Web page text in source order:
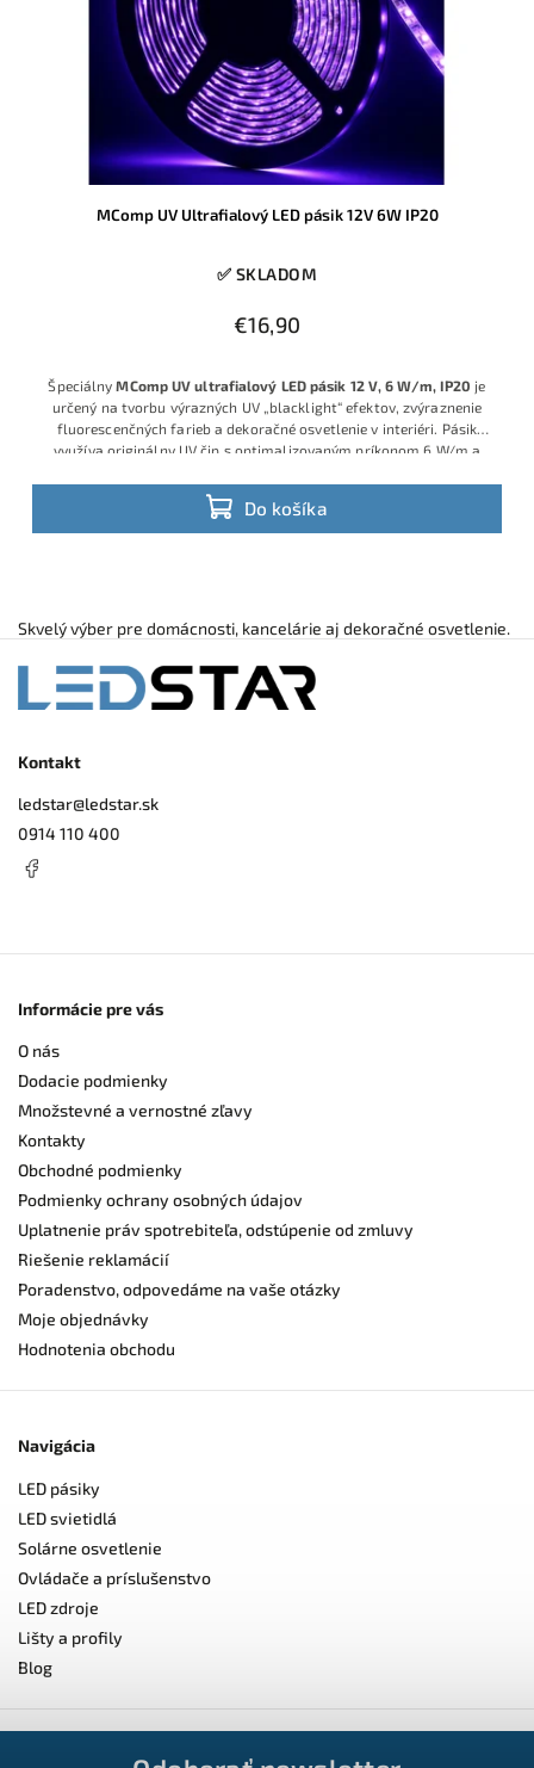
MComp UV Ultrafialový LED pásik 12V 6W IP20
✅ SKLADOM
€16,90
Do košíka
ŠpeciálnyMComp UV ultrafialový LED pásik 12 V, 6 W/m, IP20 je
určený na tvorbu výrazných UV „blacklight“ efektov, zvýraznenie
fluorescenčných farieb a dekoračné osvetlenie v interiéri. Pásik
využíva originálny UV čip s optimalizovaným príkonom 6 W/m a
spoľahlivý UV výkon pri nízkej spotrebe energie.
Skvelý výber pre domácnosti, kancelárie aj dekoračné osvetlenie.
Kontakt
ledstar@ledstar.sk
0914 110 400
Informácie pre vás
O nás
Dodacie podmienky
Množstevné a vernostné zľavy
Kontakty
Obchodné podmienky
Podmienky ochrany osobných údajov
Uplatnenie práv spotrebiteľa, odstúpenie od zmluvy
Riešenie reklamácií
Poradenstvo, odpovedáme na vaše otázky
Moje objednávky
Hodnotenia obchodu
Navigácia
LED pásiky
LED svietidlá
Solárne osvetlenie
Ovládače a príslušenstvo
LED zdroje
Lišty a profily
Blog